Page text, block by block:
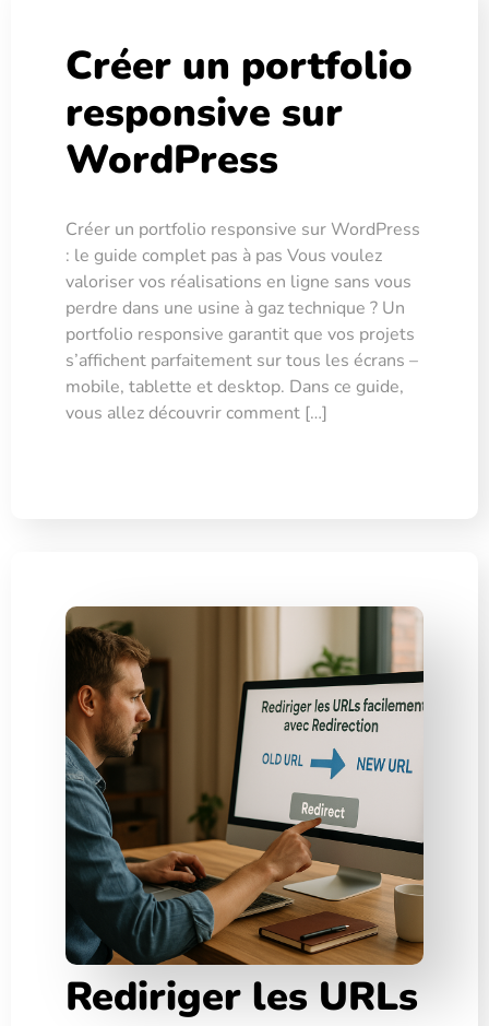
Créer un portfolio
responsive sur
WordPress
Créer un portfolio responsive sur WordPress
: le guide complet pas à pas Vous voulez
valoriser vos réalisations en ligne sans vous
perdre dans une usine à gaz technique ? Un
portfolio responsive garantit que vos projets
s’affichent parfaitement sur tous les écrans –
mobile, tablette et desktop. Dans ce guide,
vous allez découvrir comment […]
Rediriger les URLs